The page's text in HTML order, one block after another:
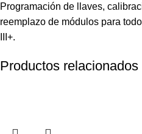
Programación de llaves,
reemplazo de módulos para
III+.
Productos relacionados